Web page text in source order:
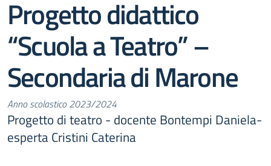
Progetto didattico
“Scuola a Teatro” –
Secondaria di Marone
Anno scolastico 2023/2024
Progetto di teatro - docente Bontempi Daniela-
esperta Cristini Caterina